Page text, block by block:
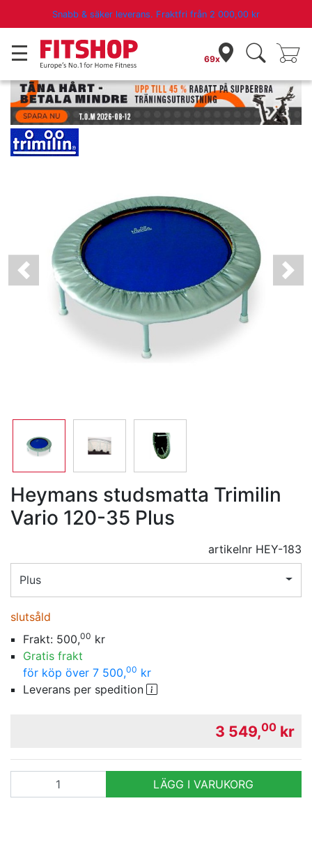
Snabb & säker leverans. Fraktfri från 2 000,00 kr
69x
Heymans Trimilin Träningsstudsmatta
Previous Next
Heymans studsmatta Trimilin
Vario 120-35 Plus
artikelnr HEY-183
Plus
slutsåld
Frakt: 500,00 kr
Gratis frakt
för köp över 7 500,00 kr
Leverans per spedition
3 549,00 kr
LÄGG I VARUKORG